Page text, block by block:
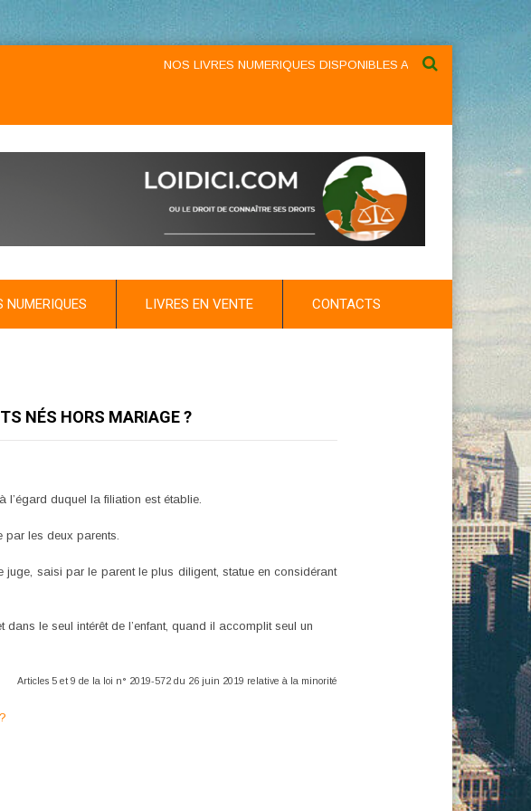
NOS LIVRES NUMERIQUES DISPONIBLES AU NIVEAU DU MENU
NUMERIQUES LIVRES EN VENTE CONTACTS
NÉS HORS MARIAGE ?
l’égard duquel la filiation est établie.
par les deux parents.
juge, saisi par le parent le plus diligent, statue en considérant
le seul intérêt de l’enfant, quand il accomplit seul un
Articles 5 et 9 de la loi n° 2019-572 du 26 juin 2019 relative à la minorité